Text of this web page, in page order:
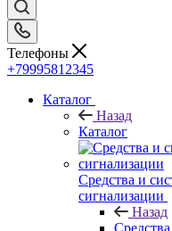
Телефоны
+79995812345
Каталог
Назад
Каталог
Средства и
сигнализации
Назад